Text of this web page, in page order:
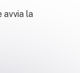
avvia la